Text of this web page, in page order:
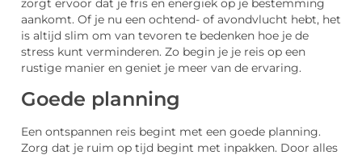
zorgt ervoor dat je fris en energiek op je bestemming
aankomt. Of je nu een ochtend- of avondvlucht hebt, het
is altijd slim om van tevoren te bedenken hoe je de
stress kunt verminderen. Zo begin je je reis op een
rustige manier en geniet je meer van de ervaring.
Goede planning
Een ontspannen reis begint met een goede planning.
Zorg dat je ruim op tijd begint met inpakken. Door alles